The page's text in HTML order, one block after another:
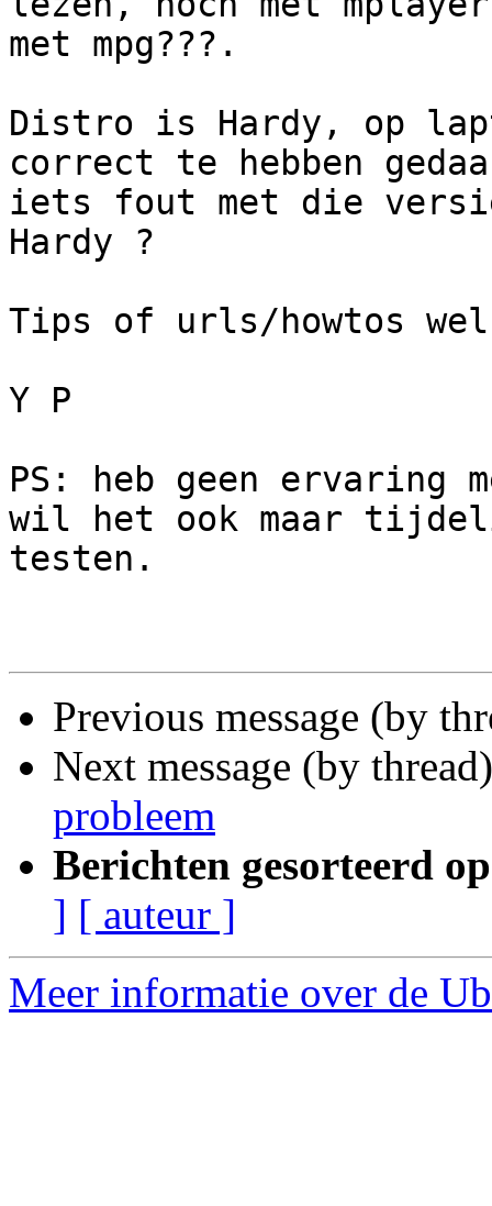
met mpg???.
Distro is Hardy, op
correct te hebben
iets fout met die
Hardy ?
Tips of urls/howtos
Y P
PS: heb geen ervaring
wil het ook maar
testen.
Previous message (by
Next message (by
probleem
Berichten gesorteerd
] [ auteur ]
Meer informatie over de